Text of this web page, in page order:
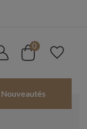
0
Nouveautés